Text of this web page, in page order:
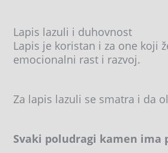
Lapis lazuli i duhovnost
Lapis je koristan i za one koji
emocionalni rast i razvoj.
Za lapis lazuli se smatra i da
Svaki poludragi kamen